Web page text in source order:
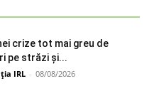
crize tot mai greu de
pe străzi și...
IRL - 08/08/2026